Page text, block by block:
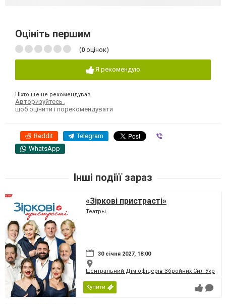
Оцініть першим
(0 оцінок)
Я рекомендую
Ніхто ще не рекомендував
Авторизуйтесь
щоб оцінити і порекомендувати
Reddit Telegram
WhatsApp
Інші подіїї зараз
«Зіркові пристрасті»
Театры
30 січня 2027, 18:00
Центральний Дім офіцерів Збройних Сил
Купити